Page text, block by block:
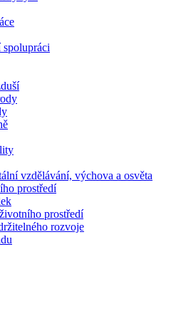
spolupráci
vzdělávání, výchova a osvěta
prostředí
prostředí
rozvoje